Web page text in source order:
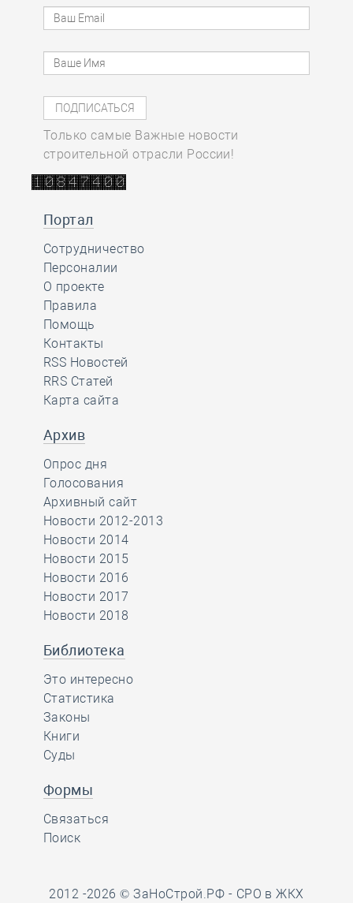
Только самые Важные новости
строительной отрасли России!
Портал
Сотрудничество
Персоналии
О проекте
Правила
Помощь
Контакты
RSS Новостей
RRS Статей
Карта сайта
Архив
Опрос дня
Голосования
Архивный сайт
Новости 2012-2013
Новости 2014
Новости 2015
Новости 2016
Новости 2017
Новости 2018
Библиотека
Это интересно
Статистика
Законы
Книги
Суды
Формы
Связаться
Поиск
2012 -2026 © ЗаНоСтрой.РФ - СРО в ЖКХ